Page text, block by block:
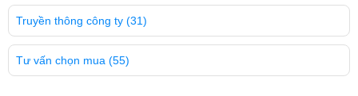
Truyền thông công ty (31)
Tư vấn chọn mua (55)